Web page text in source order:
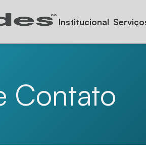
Institucional
Contato